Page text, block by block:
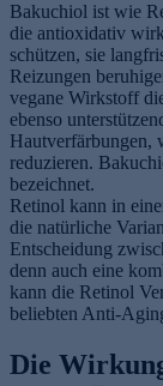
Bakuchiol ist wie
die antioxidativ
schützen, sie
Reizungen
vegane Wirkstoff
ebenso
Hautverfärbungen,
reduzieren.
bezeichnet.
Retinol kann in
die natürliche
Entscheidung
denn auch eine
kann die Retinol
beliebten Anti-
Die